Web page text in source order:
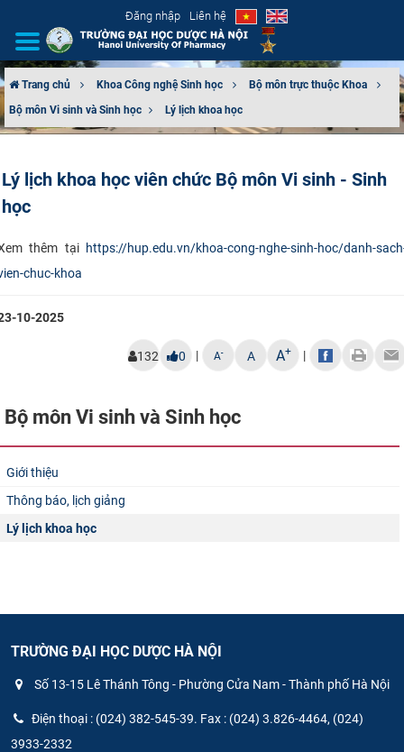
Đăng nhập Liên hệ
GIỚI THIỆU
TUYỂN SINH
ĐÀO TẠO
CỰU NGƯỜI HỌC
Trang chủ Khoa Công nghệ Sinh học
Bộ môn trực thuộc Khoa
Bộ môn Vi​ sinh và Sinh học
Lý lịch khoa học
Lý lịch khoa học viên chức Bộ môn Vi sinh - Sinh
học
thêm tại https://hup.edu.vn/khoa-cong-nghe-sinh-hoc/danh-
chuc-khoa
10-2025
132 0 | A- A A+ |
Bộ môn Vi​ sinh và Sinh học
Giới thiệu
Thông báo, lịch giảng
Lý lịch khoa học
TRƯỜNG ĐẠI HỌC DƯỢC HÀ NỘI
Số 13-15 Lê Thánh Tông - Phường Cửa Nam - Thành phố Hà Nội
Điện thoại : (024) 382-545-39. Fax : (024) 3.826-4464, (024)
3933-2332